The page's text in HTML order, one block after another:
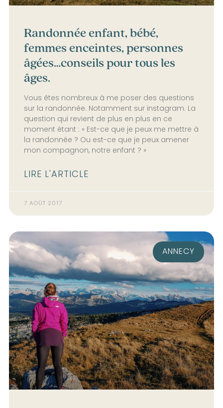
Randonnée enfant, bébé,
femmes enceintes, personnes
âgées…conseils pour tous les
âges.
Vous êtes nombreux à me poser des questions
sur la randonnée. Notamment sur instagram. La
question qui revient de plus en plus en ce
moment étant : « Est-ce que je peux me mettre à
la randonnée ? Ou est-ce que je peux amener
mon compagnon, notre enfant ? »
LIRE L'ARTICLE
7 AOÛT 2017
ANNECY